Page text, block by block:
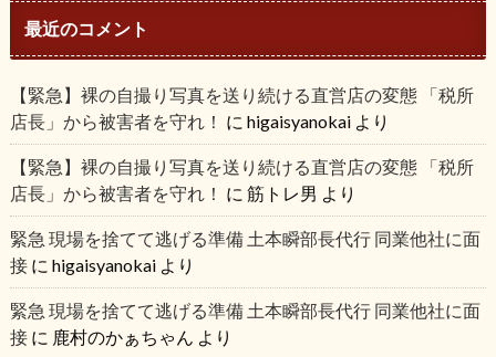
最近のコメント
【緊急】裸の自撮り写真を送り続ける直営店の変態 「税所
店長」から被害者を守れ！ に higaisyanokaiより
【緊急】裸の自撮り写真を送り続ける直営店の変態 「税所
店長」から被害者を守れ！ に 筋トレ男 より
緊急 現場を捨てて逃げる準備 土本瞬部長代行 同業他社に面
接に higaisyanokaiより
緊急 現場を捨てて逃げる準備 土本瞬部長代行 同業他社に面
接に 鹿村のかぁちゃん より